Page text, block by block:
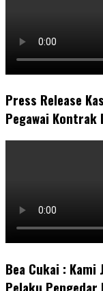
Press Release
Pegawai Kontrak
Bea Cukai : Kami
Pelaku